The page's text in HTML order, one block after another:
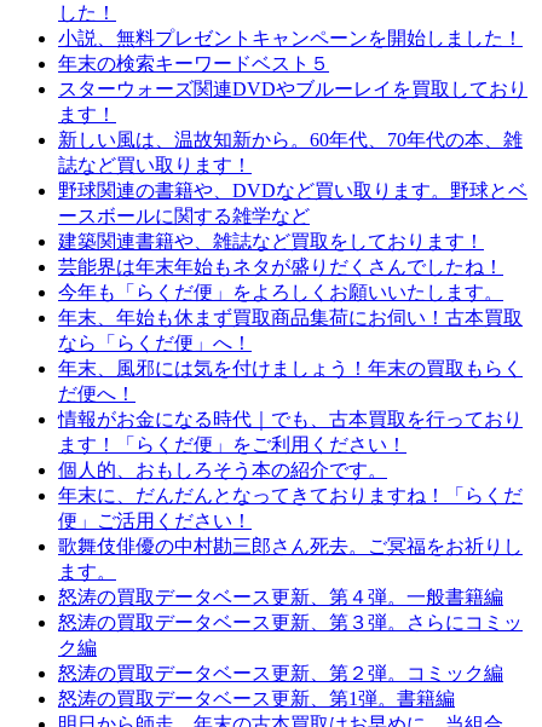
した！
小説、無料プレゼントキャンペーンを開始しました！
年末の検索キーワードベスト５
スターウォーズ関連DVDやブルーレイを買取しており
ます！
新しい風は、温故知新から。60年代、70年代の本、雑
誌など買い取ります！
野球関連の書籍や、DVDなど買い取ります。野球とベ
ースボールに関する雑学など
建築関連書籍や、雑誌など買取をしております！
芸能界は年末年始もネタが盛りだくさんでしたね！
今年も「らくだ便」をよろしくお願いいたします。
年末、年始も休まず買取商品集荷にお伺い！古本買取
なら「らくだ便」へ！
年末、風邪には気を付けましょう！年末の買取もらく
だ便へ！
情報がお金になる時代｜でも、古本買取を行っており
ます！「らくだ便」をご利用ください！
個人的、おもしろそう本の紹介です。
年末に、だんだんとなってきておりますね！「らくだ
便」ご活用ください！
歌舞伎俳優の中村勘三郎さん死去。ご冥福をお祈りし
ます。
怒涛の買取データベース更新、第４弾。一般書籍編
怒涛の買取データベース更新、第３弾。さらにコミッ
ク編
怒涛の買取データベース更新、第２弾。コミック編
怒涛の買取データベース更新、第1弾。書籍編